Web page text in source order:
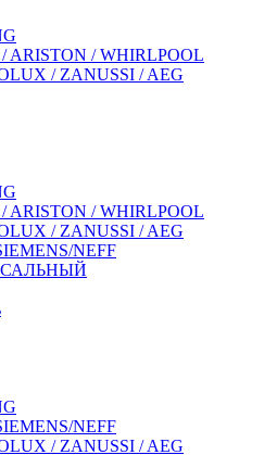
ARISTON / WHIRLPOOL
/ ZANUSSI / AEG
ARISTON / WHIRLPOOL
/ ZANUSSI / AEG
NEFF
NEFF
/ ZANUSSI / AEG